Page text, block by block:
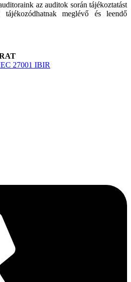
az auditok során tájékoztatást
meglévő és leendő
27001 IBIR